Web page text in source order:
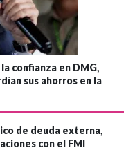
confianza en DMG,
sus ahorros en la
de deuda externa,
con el FMI